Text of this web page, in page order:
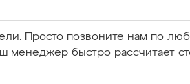
Просто позвоните нам по
менеджер быстро рассчитает